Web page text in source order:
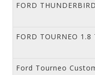
FORD
FORD TOURNEO 1.8
Ford Tourneo